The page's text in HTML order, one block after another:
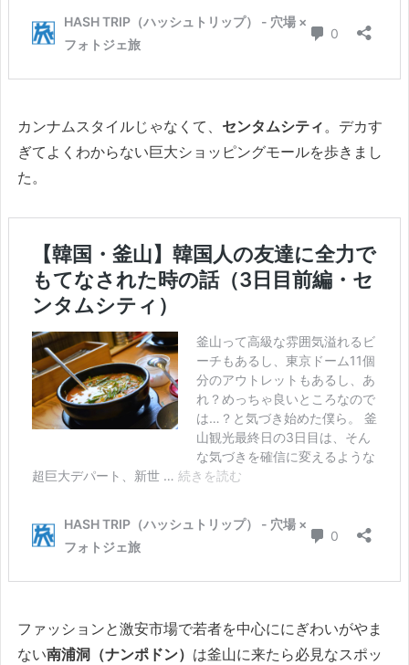
カンナムスタイルじゃなくて、 センタムシティ。デカす
ぎてよくわからない巨大ショッピングモールを歩きまし
た。
ファッションと激安市場で若者を中心ににぎわいがやま
ない南浦洞（ナンポドン） は釜山に来たら必見なスポッ